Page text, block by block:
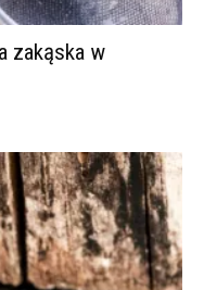
zakąska w